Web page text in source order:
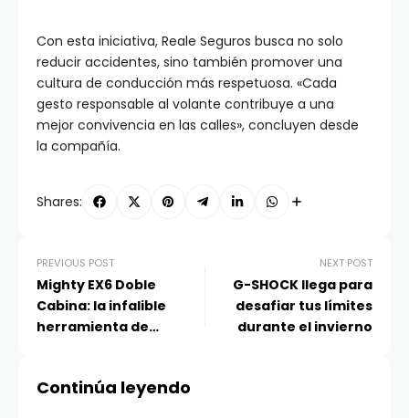
Con esta iniciativa, Reale Seguros busca no solo
reducir accidentes, sino también promover una
cultura de conducción más respetuosa. «Cada
gesto responsable al volante contribuye a una
mejor convivencia en las calles», concluyen desde
la compañía.
Shares:
PREVIOUS POST
Mighty EX6 Doble
Cabina: la infalible
herramienta de
NEXT POST
G-SHOCK llega para
desafiar tus límites
durante el invierno
Continúa leyendo